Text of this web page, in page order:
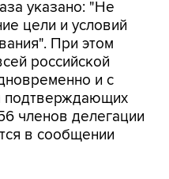
При этом
российской
и с
членов делегации
в сообщении
решение Хорватии